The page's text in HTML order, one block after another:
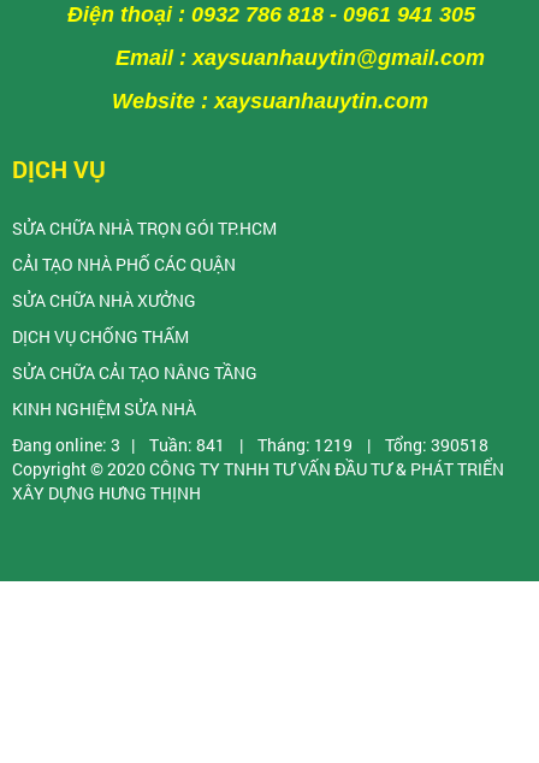
Điện thoại : 0932 786 818 - 0961 941 305
Email : xaysuanhauytin@gmail.com
Website : xaysuanhauytin.com
DỊCH VỤ
SỬA CHỮA NHÀ TRỌN GÓI TP.HCM
CẢI TẠO NHÀ PHỐ CÁC QUẬN
SỬA CHỮA NHÀ XƯỞNG
DỊCH VỤ CHỐNG THẤM
SỬA CHỮA CẢI TẠO NÂNG TẦNG
KINH NGHIỆM SỬA NHÀ
Đang online: 3 | Tuần: 841 | Tháng: 1219 | Tổng: 390518
Copyright © 2020CÔNG TY TNHH TƯ VẤN ĐẦU TƯ & PHÁT TRIỂN
XÂY DỰNG HƯNG THỊNH